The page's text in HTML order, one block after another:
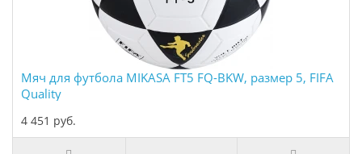
Мяч для футбола MIKASA FT5 FQ-BKW, размер 5, FIFA
Quality
4 451 руб.